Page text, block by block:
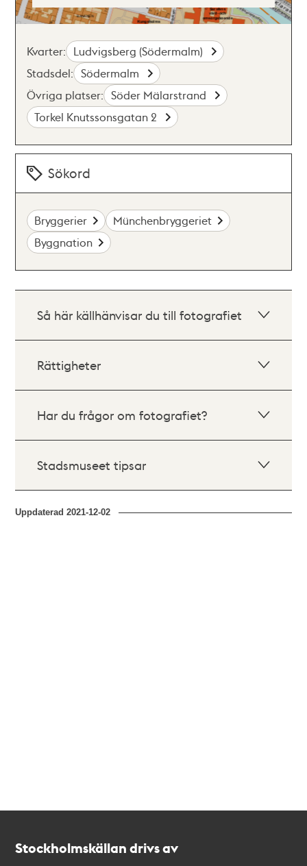
Kvarter: Ludvigsberg (Södermalm)
Stadsdel: Södermalm
Övriga platser: Söder Mälarstrand
Torkel Knutssonsgatan 2
Sökord
Bryggerier
Münchenbryggeriet
Byggnation
Så här källhänvisar du till fotografiet
Rättigheter
Har du frågor om fotografiet?
Stadsmuseet tipsar
Uppdaterad2021-12-02
Stockholmskällan drivs av